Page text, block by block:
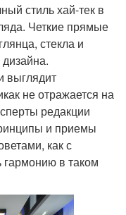
стиль хай-тек в
Четкие прямые
стекла и
выглядит
не отражается на
редакции
и приемы
как с
в таком